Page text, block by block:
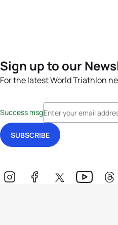
Sign up to our
For the latest World Triathlon
Success msg